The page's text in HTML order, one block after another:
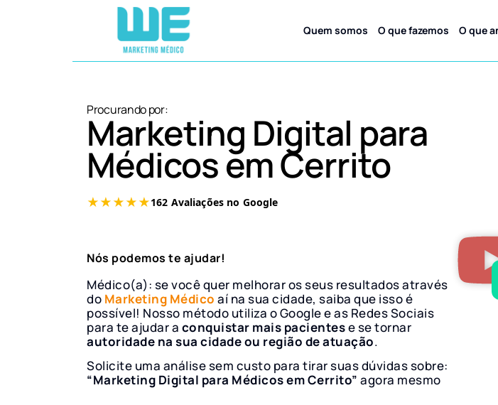
Quem somos O que fazemos O que
Procurando por:
Marketing Digital para
Médicos em Cerrito
Nós podemos te ajudar!
Médico(a): se você quer melhorar os seus resultados através
do Marketing Médico aí na sua cidade, saiba que isso é
possível! Nosso método utiliza o Google e as Redes Sociais
para te ajudar a conquistar mais pacientese se tornar
autoridade na sua cidade ou região de atuação.
Solicite uma análise sem custo para tirar suas dúvidas sobre:
“Marketing Digital para Médicos em Cerrito” agora mesmo